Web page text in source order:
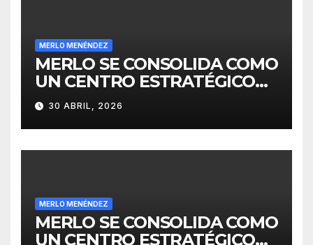
MERLO MENÉNDEZ
MERLO SE CONSOLIDA COMO
UN CENTRO ESTRATÉGICO
PARA EL DESARROLLO DE
INVERSIONES
30 ABRIL, 2026
MERLO MENÉNDEZ
MERLO SE CONSOLIDA COMO
UN CENTRO ESTRATÉGICO